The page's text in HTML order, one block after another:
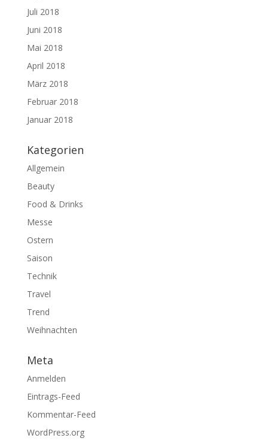
Juli 2018
Juni 2018
Mai 2018
April 2018
März 2018
Februar 2018
Januar 2018
Kategorien
Allgemein
Beauty
Food & Drinks
Messe
Ostern
Saison
Technik
Travel
Trend
Weihnachten
Meta
Anmelden
Eintrags-Feed
Kommentar-Feed
WordPress.org